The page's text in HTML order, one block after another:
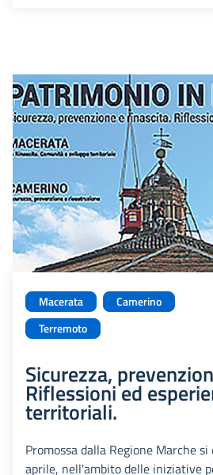
Macerata
Camerino
Terremoto
Sicurezza,
Riflessioni ed
territoriali.
Promossa dalla Regione Marche
aprile, nell'ambito delle iniziative